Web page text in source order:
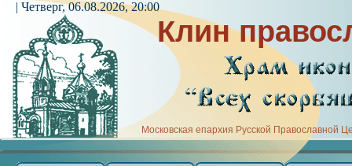
Клин
Московская епархия Русской Православной
| Четверг, 06.08.2026, 20:00